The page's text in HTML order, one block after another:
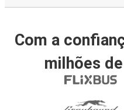
Com a
milhões